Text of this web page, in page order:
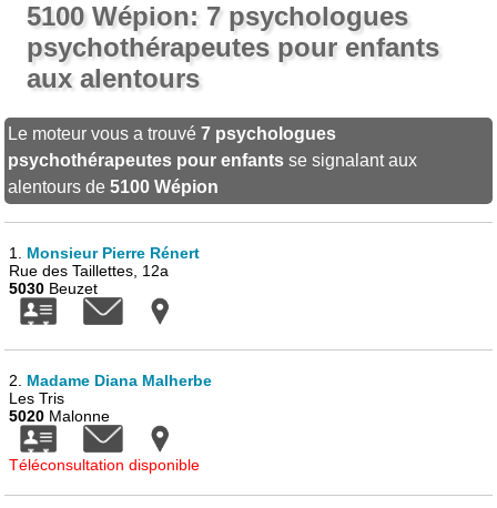
5100 Wépion: 7 psychologues
psychothérapeutes pour enfants
aux alentours
Le moteur vous a trouvé7 psychologues
psychothérapeutes pour enfants se signalant aux
alentours de5100 Wépion
1. Monsieur Pierre Rénert
Rue des Taillettes, 12a
5030 Beuzet
2. Madame Diana Malherbe
Les Tris
5020 Malonne
Téléconsultation disponible